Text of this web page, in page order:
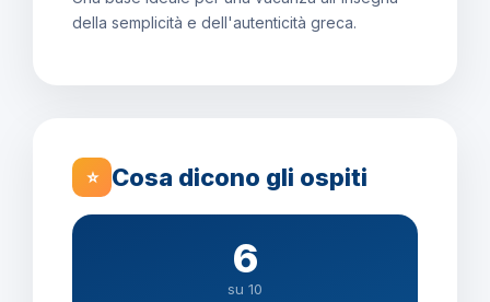
della semplicità e dell'autenticità greca.
⭐ Cosa dicono gli ospiti
6
su 10